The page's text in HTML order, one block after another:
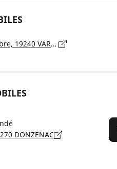
3 Avenue du 11 Novembre, 19240 VARETZ
DONZENAC